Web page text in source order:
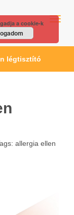
légtisztító
allergia ellen
a cookie-k